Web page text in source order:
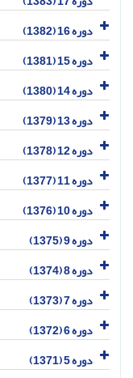
دوره 16 (1382)
دوره 15 (1381)
دوره 14 (1380)
دوره 13 (1379)
دوره 12 (1378)
دوره 11 (1377)
دوره 10 (1376)
دوره 9 (1375)
دوره 8 (1374)
دوره 7 (1373)
دوره 6 (1372)
دوره 5 (1371)